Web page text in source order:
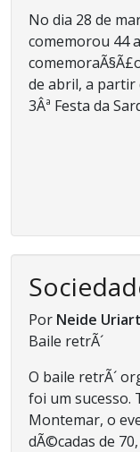
No dia 28 de
comemorou 44
de abril, a partir
3Âª Festa da
Por Neide
Baile retrÃ´
O baile retrÃ´
foi um sucesso.
Montemar, o
dÃ©cadas de 70,